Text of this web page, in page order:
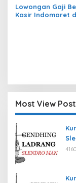
Lowongan Gaji
Kasir Indomaret
Most View Post